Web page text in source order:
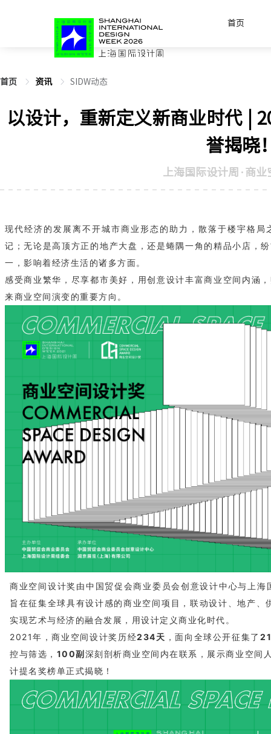
首页
首页 资讯 SIDW动态
以设计，重新定义新商业时代 |
誉揭晓
上海国际设计周·商
现代经济的发展离不开城市商业形态的助力，散落于楼宇格
记；无论是高顶方正的地产大盘，还是蜷隅一角的精品小店，
一，影响着经济生活的诸多方面。
感受商业繁华，尽享都市美好，用创意设计丰富商业空间内涵
来商业空间演变的重要方向。
商业空间设计奖由中国贸促会商业委员会创意设计中心与上
旨在征集全球具有设计感的商业空间项目，联动设计、地产
实现艺术与经济的融合发展，用设计定义商业化时代。
2021年，商业空间设计奖历经234天 ，面向全球公开征集了
控与筛选， 100副深刻剖析商业空间内在联系，展示商业空间
计提名奖榜单正式揭晓！